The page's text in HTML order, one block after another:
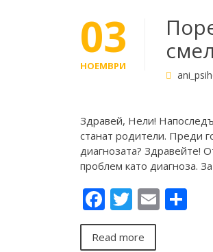
03
НОЕМВРИ
Здравей, Нели!
станат родители. Преди
диагнозата? Здравейте!
проблем като диагноза.
Facebook
Twitter
Email
Read more